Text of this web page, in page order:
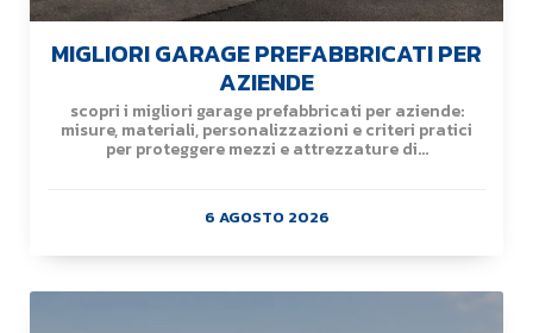
MIGLIORI GARAGE PREFABBRICATI PER
AZIENDE
scopri i migliori garage prefabbricati per aziende:
misure, materiali, personalizzazioni e criteri pratici
per proteggere mezzi e attrezzature di...
6 AGOSTO 2026